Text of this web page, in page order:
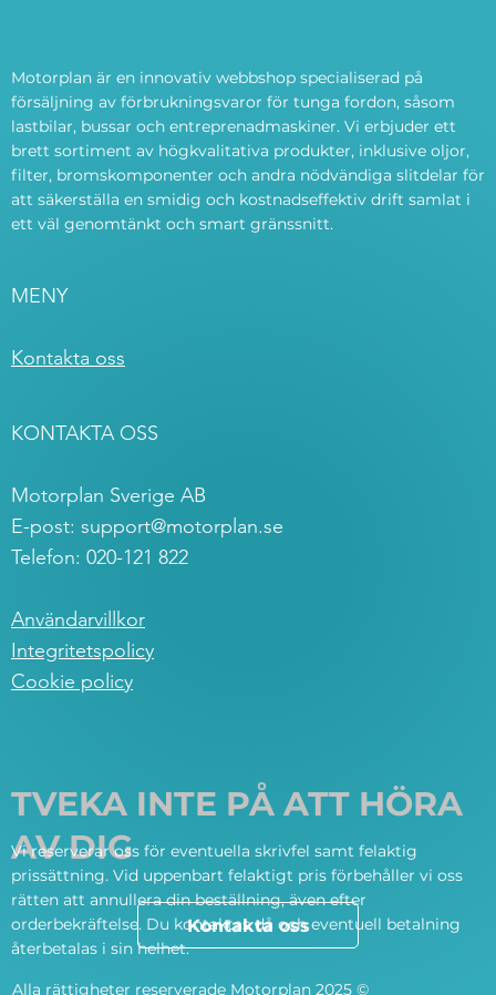
Motorplan är en innovativ webbshop specialiserad på
försäljning av förbrukningsvaror för tunga fordon, såsom
lastbilar, bussar och entreprenadmaskiner. Vi erbjuder ett
brett sortiment av högkvalitativa produkter, inklusive oljor,
filter, bromskomponenter och andra nödvändiga slitdelar för
att säkerställa en smidig och kostnadseffektiv drift samlat i
ett väl genomtänkt och smart gränssnitt.
MENY
Kontakta oss
KONTAKTA OSS
Motorplan Sverige AB
E-post: support@motorplan.se
Telefon: 020-121 822
Användarvillkor
Integritetspolicy
Cookie policy
TVEKA INTE PÅ ATT HÖRA
AV DIG
Kontakta oss
Vi reserverar oss för eventuella skrivfel samt felaktig
prissättning. Vid uppenbart felaktigt pris förbehåller vi oss
rätten att annullera din beställning, även efter
orderbekräftelse. Du kontaktas då och eventuell betalning
återbetalas i sin helhet.
Alla rättigheter reserverade Motorplan 2025 ©